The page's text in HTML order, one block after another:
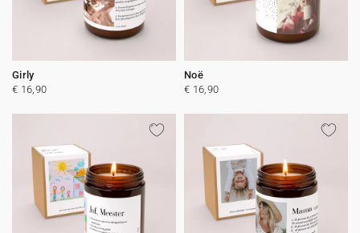
Girly
€ 16,90
Noë
€ 16,90